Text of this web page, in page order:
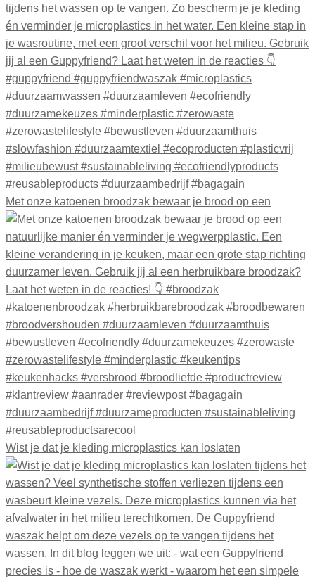
Met onze katoenen broodzak bewaar je brood op een
Wist je dat je kleding microplastics kan loslaten